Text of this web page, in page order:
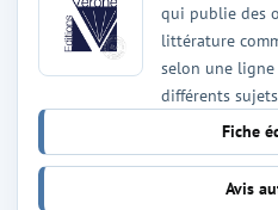
qui publie des
littérature
selon une
différents
Fiche
Avis